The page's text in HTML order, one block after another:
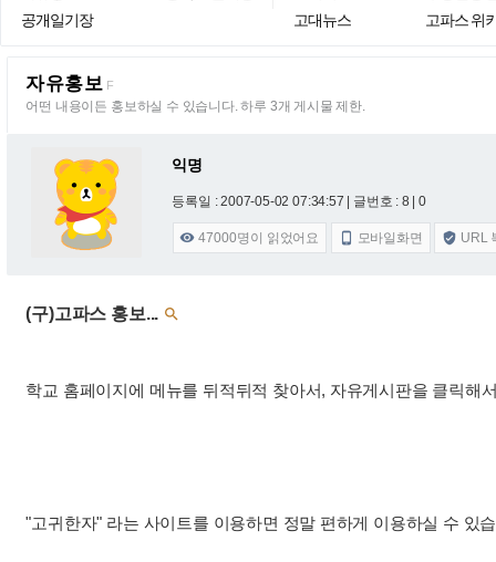
공개일기장 고대뉴스
고파스 위
자유홍보 F
어떤 내용이든 홍보하실 수 있습니다. 하루 3개 게시물 제한.
익명
등록일 : 2007-05-02 07:34:57 | 글번호 : 8 | 0
 47000명이 읽었어요  모바일화면  URL
(구)고파스 홍보... 
학교 홈페이지에 메뉴를 뒤적뒤적 찾아서, 자유게시판을 클릭해
"고귀한자" 라는 사이트를 이용하면 정말 편하게 이용하실 수 있